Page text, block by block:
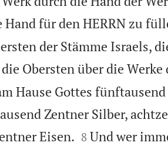
für den HERRN zu
der Stämme Israels,
Obersten über die
Hause Gottes
Zentner Silber,
Eisen.
8 Und wer